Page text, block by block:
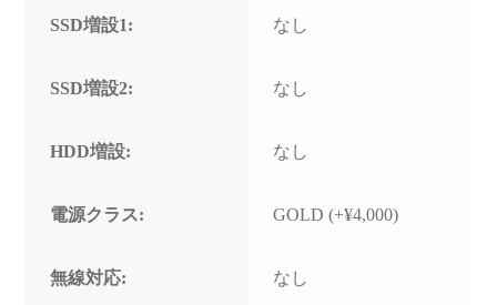
SSD増設1: なし
SSD増設2: なし
HDD増設: なし
電源クラス: GOLD (+¥4,000)
無線対応: なし